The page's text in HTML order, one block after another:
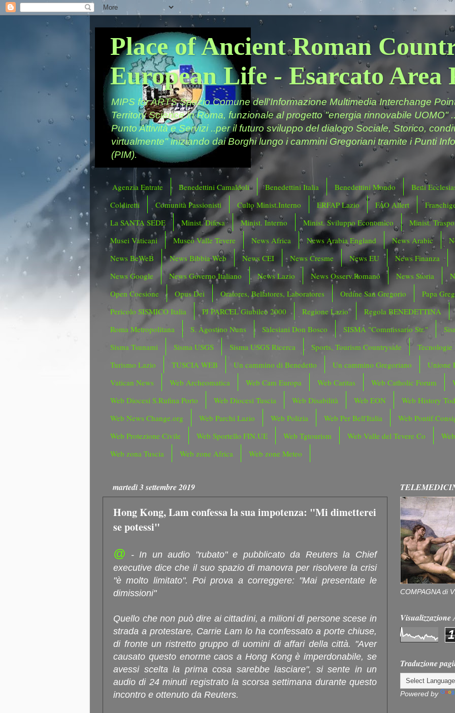
Place of Ancient Roman
European Life - Esarcato Area
MIPS for ARTS Spazio Comune dell'Informazione Multimedia Interchange
Territory Science in Roma, funzionale al progetto "energia rinnovabile UOMO"
Punto Attività e Servizi ..per il futuro sviluppo del dialogo Sociale, Storico,
virtualmente" iniziando dai Borghi lungo i cammini Gregoriani tramite i Punti
(PIM).
Agenzia Entrate Benedettini Camaldoli Benedettini Italia Benedettini Mondo
Beni
Coldiretti
Comunità Passionisti Culto Minist.Interno ERFAP Lazio FAO Allert
La SANTA SEDE
Minist. Difesa Minist. Interno Minist. Sviluppo Economico
Minist.
Musei Vaticani
Museo Valle Tevere News Africa News Arabia England News Arabic
News BeWeB
News Bibbia Web News CEI News Cresme News EU
News Finanza
News Google
News Governo Italiano News Lazio News Osserv.Romano News Storia
Open Coesione
Opus Dei Oratores, Bellatores, Laboratores Ordine San Gregorio
Papa
Pericolo SISMICO Italia
PJ PARCEL Giubileo 2000 Regione Lazio
Regola BENEDETTINA
Roma Metropolitana
S. Agostino Nuns Salesiani Don Bosco SISMA "Commissario Str."
Sisma Tsunami
Sisma USGS Sisma USGS Ricerca Sports, Tourism Countryside
Tecnologie
Turismo Lazio
TUSCIA WEB Un cammino di Benedetto Un cammino Gregoriano
Unione
Vatican News
Web Archeomatica Web Cam Europa Web Caritas Web Catholic Forum
Web Diocesi S.Rufina Porto
Web Diocesi Tuscia Web Disabilità Web EON
Web History
Web News Change.org
Web Parchi Lazio Web Polizia Web Per Bell'Italia
Web
Web Protezione Civile
Web Sportello FIN.UE Web Tgtourism Web Valle del Tevere Co
Web zona Tuscia
Web zone Africa Web zone Meteo
martedì 3 settembre 2019
Hong Kong, Lam confessa la sua impotenza: "Mi dimetterei
se potessi"
@ - In un audio "rubato" e pubblicato da Reuters la Chief
executive dice che il suo spazio di manovra per risolvere la crisi
"è molto limitato". Poi prova a correggere: "Mai presentate le
dimissioni"
Quello che non può dire ai cittadini, a milioni di persone scese in
strada a protestare, Carrie Lam lo ha confessato a porte chiuse,
di fronte un ristretto gruppo di uomini di affari della città. "Aver
causato questo enorme caos a Hong Kong è imperdonabile, se
avessi scelta la prima cosa sarebbe lasciare", si sente in un
audio di 24 minuti registrato la scorsa settimana durante questo
incontro e ottenuto da Reuters.
COMPAGNA di
1
Traduzione
Powered by